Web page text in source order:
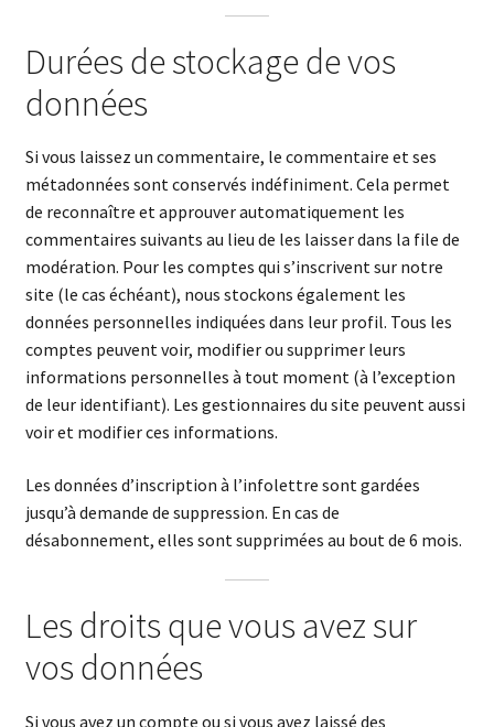
Durées de stockage de vos
données
Si vous laissez un commentaire, le commentaire et ses
métadonnées sont conservés indéfiniment. Cela permet
de reconnaître et approuver automatiquement les
commentaires suivants au lieu de les laisser dans la file de
modération. Pour les comptes qui s’inscrivent sur notre
site (le cas échéant), nous stockons également les
données personnelles indiquées dans leur profil. Tous les
comptes peuvent voir, modifier ou supprimer leurs
informations personnelles à tout moment (à l’exception
de leur identifiant). Les gestionnaires du site peuvent aussi
voir et modifier ces informations.
Les données d’inscription à l’infolettre sont gardées
jusqu’à demande de suppression. En cas de
désabonnement, elles sont supprimées au bout de 6 mois.
Les droits que vous avez sur
vos données
Si vous avez un compte ou si vous avez laissé des